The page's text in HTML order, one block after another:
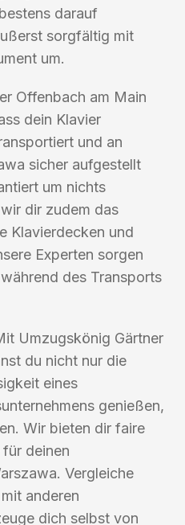
darauf
sorgfältig mit
um.
Offenbach am Main
dein Klavier
und an
sicher aufgestellt
um nichts
dir zudem das
Klavierdecken und
Experten sorgen
des Transports
Umzugskönig Gärtner
du nicht nur die
eines
genießen,
Wir bieten dir faire
deinen
Vergleiche
anderen
dich selbst von